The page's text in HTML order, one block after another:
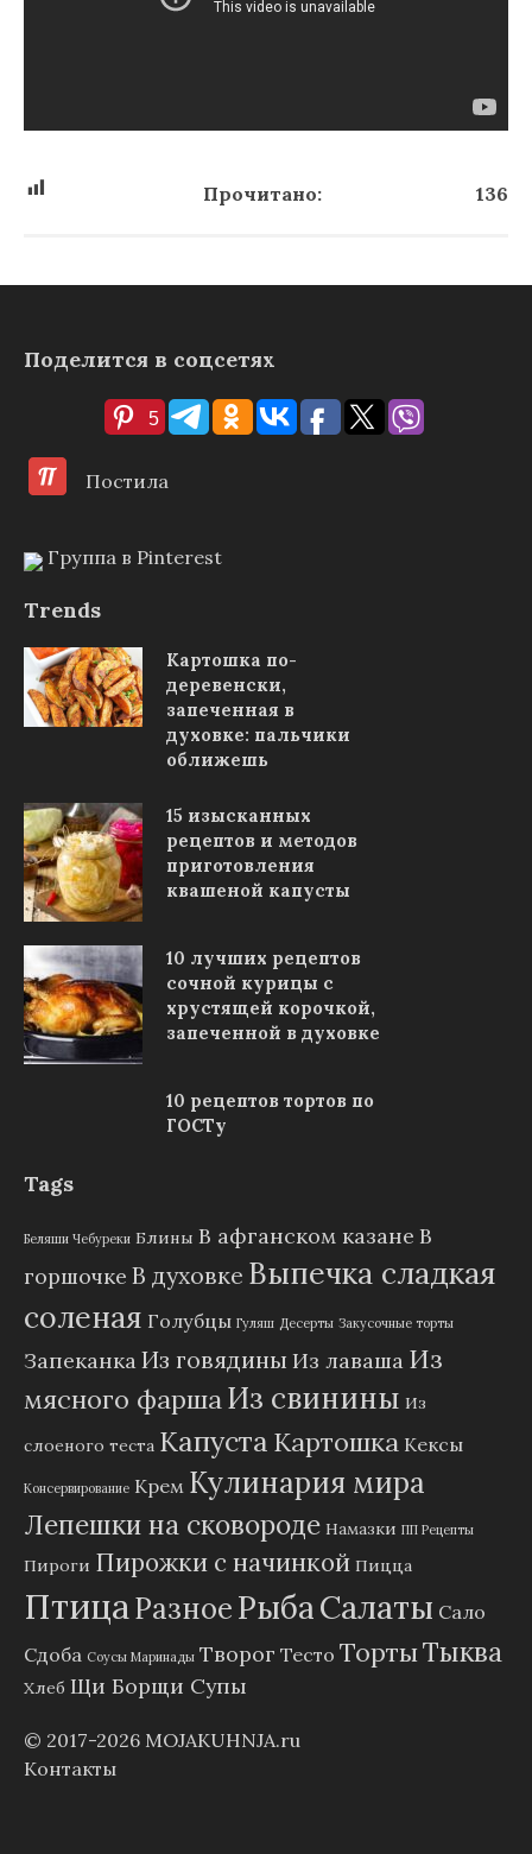
Прочитано: 136
Поделится в соцсетях
5
Постила
Группа в Pinterest
Trends
Картошка по-
деревенски,
запеченная в
духовке: пальчики
оближешь
15 изысканных
рецептов и методов
приготовления
квашеной капусты
10 лучших рецептов
сочной курицы с
хрустящей корочкой,
запеченной в духовке
10 рецептов тортов по
ГОСТу
Tags
Беляши Чебуреки Блины В афганском казане В
горшочке В духовке Выпечка сладкая
соленая Голубцы Гуляш Десерты Закусочные торты
ЗапеканкаИз говядины Из лаваша Из
мясного фаршаИз свинины Из
слоеного теста Капуста Картошка Кексы
Консервирование Крем Кулинария мира
Лепешки на сковороде Намазки ПП Рецепты
Пироги Пирожки с начинкой Пицца
ПтицаРазноеРыба Салаты Сало
Сдоба Соусы Маринады Творог Тесто ТортыТыква
Хлеб Щи Борщи Супы
© 2017-2026 MOJAKUHNJA.ru
Контакты